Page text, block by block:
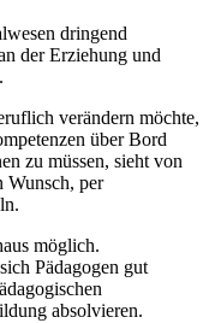
dringend
der Erziehung und
verändern möchte,
über Bord
zu müssen, sieht von
Wunsch, per
möglich.
Pädagogen gut
absolvieren.